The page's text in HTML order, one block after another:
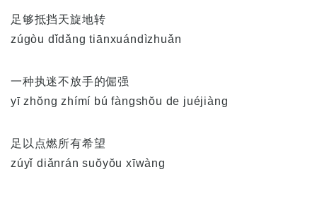
足够抵挡天旋地转
zúgòu dǐdǎng tiānxuándìzhuǎn
一种执迷不放手的倔强
yī zhŏng zhímí bú fàngshŏu de juéjiàng
足以点燃所有希望
zúyǐ diǎnrán suŏyŏu xīwàng